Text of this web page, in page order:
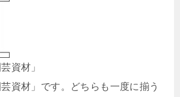
資材」
資材」です。どちらも一度に揃う